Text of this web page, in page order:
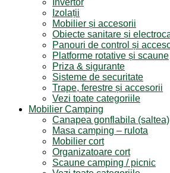
Invertor
Izolații
Mobilier și accesorii
Obiecte sanitare și
Panouri de control și
Platforme rotative și scaune
Priza & sigurante
Sisteme de securitate
Trape, ferestre și accesorii
Vezi toate categoriile
Mobilier Camping
Canapea gonflabila (saltea)
Masa camping – rulota
Mobilier cort
Organizatoare cort
Scaune camping / picnic